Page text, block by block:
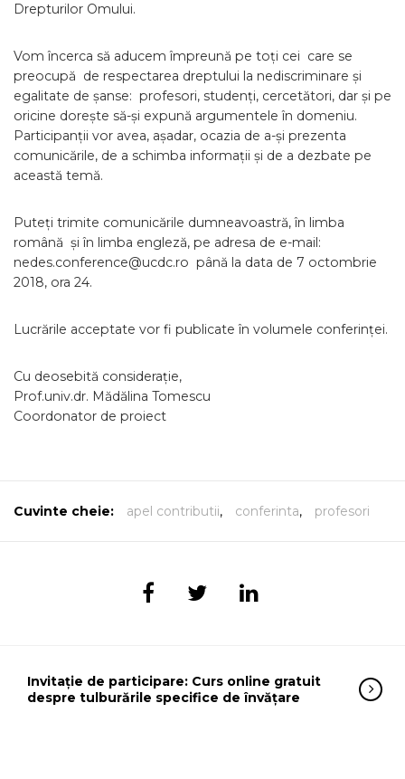
Drepturilor Omului.
Vom încerca să aducem împreună pe toți cei care se
preocupă de respectarea dreptului la nediscriminare și
egalitate de șanse: profesori, studenți, cercetători, dar și pe
oricine dorește să-și expună argumentele în domeniu.
Participanții vor avea, așadar, ocazia de a-și prezenta
comunicările, de a schimba informații și de a dezbate pe
această temă.
Puteți trimite comunicările dumneavoastră, în limba
română și în limba engleză, pe adresa de e-mail:
nedes.conference@ucdc.ro până la data de 7 octombrie
2018, ora 24.
Lucrările acceptate vor fi publicate în volumele conferinței.
Cu deosebită considerație,
Prof.univ.dr. Mădălina Tomescu
Coordonator de proiect
Cuvinte cheie: apel contributii, conferinta, profesori
Invitație de participare: Curs online gratuit
despre tulburările specifice de învățare